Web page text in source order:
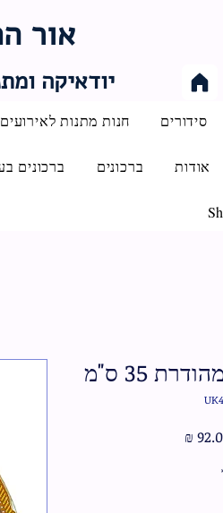
אור
יודאיקה
חנות מתנות לאירועים סידורים
ברכונים ברכונים אודות
35 ס"מ